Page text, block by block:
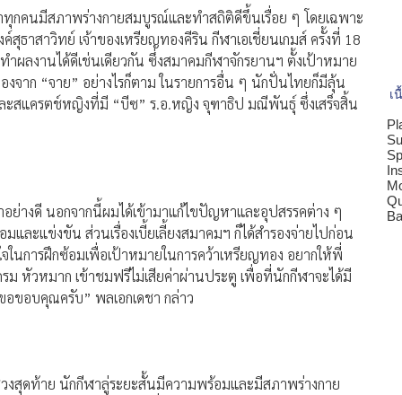
ทุกคนมีสภาพร่างกายสมบูรณ์และทำสถิติดีขึ้นเรื่อย ๆ โดยเฉพาะ
ธาสาวิทย์ เจ้าของเหรียญทองคีริน กีฬาเอเชี่ยนเกมส์ ครั้งที่ 18
ผลงานได้ดีเช่นเดียวกัน ซึ่งสมาคมกีฬาจักรยานฯ ตั้งเป้าหมาย
งจาก “จาย” อย่างไรก็ตาม ในรายการอื่น ๆ นักปั่นไทยก็มีลุ้น
ะสแครตช์หญิงที่มี “บีซ” ร.อ.หญิง จุฑาธิป มณีพันธุ์ ซึ่งเสร็จสิ้น
ย่างดี นอกจากนี้ผมได้เข้ามาแก้ไขปัญหาและอุปสรรคต่าง ๆ
และแข่งขัน ส่วนเรื่องเบี้ยเลี้ยงสมาคมฯ ก็ได้สำรองจ่ายไปก่อน
นการฝึกซ้อมเพื่อเป้าหมายในการคว้าเหรียญทอง อยากให้พี่
ม หัวหมาก เข้าชมฟรีไม่เสียค่าผ่านประตู เพื่อที่นักกีฬาจะได้มี
อขอบคุณครับ” พลเอกเดชา กล่าว
สุดท้าย นักกีฬาลู่ระยะสั้นมีความพร้อมและมีสภาพร่างกาย